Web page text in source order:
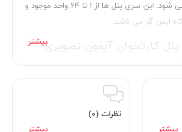
با حداقل سیم انجام می شود. این سری پنل ها از 1 تا 24 واحد موجود و
ایمن گر می باشد.
پنل کارتخوان آیفون تصویری
کشیده که طراحی درست و ساده جلوه ای زیبا
است. بدنه ای آلمینیومی دارد که در مقابل هر
مستقیم از خود مقاومت نشان می دهد، قابل
نظرات (0)